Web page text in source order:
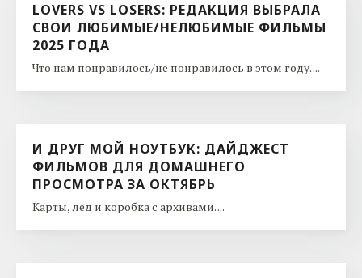
LOVERS VS LOSERS: РЕДАКЦИЯ ВЫБРАЛА
СВОИ ЛЮБИМЫЕ/НЕЛЮБИМЫЕ ФИЛЬМЫ
2025 ГОДА
Что нам понравилось/не понравилось в этом году. ...
И ДРУГ МОЙ НОУТБУК: ДАЙДЖЕСТ
ФИЛЬМОВ ДЛЯ ДОМАШНЕГО
ПРОСМОТРА ЗА ОКТЯБРЬ
Карты, лед и коробка с архивами. ...